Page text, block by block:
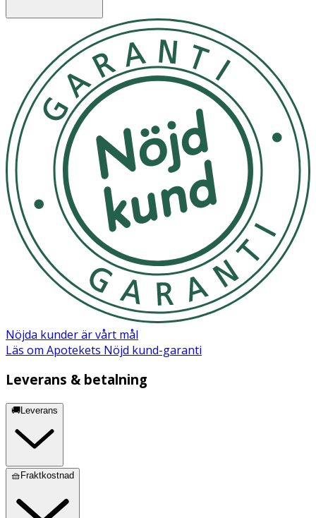
NÄRINGSDEKLARATION 100 G
1375 kJ/329 kcal206 kJ/49 kcal
<0,1 g
<0,01 g
- varav mättat fett
<0,01 g
Kolhydrat
78,5 g
11,7 g
- varav sockerarter
76,2 g
11,4 g
Fiber
<0,5 g
<0,01 g
Protein
<0,5 g
<0,01 g
Salt
<0,01 g
Innehåll
100% Manukahonung från Nya Zeeland
Nöjda kunder är vårt mål
Läs om Apotekets Nöjd kund-garanti
Leverans & betalning
🚚Leverans
🧺Fraktkostnad